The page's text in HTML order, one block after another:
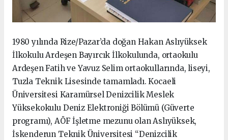
1980 yılında Rize/Pazar’da doğan Hakan Aslıyüksek
İlkokulu Ardeşen Bayırcık İlkokulunda, ortaokulu
Ardeşen Fatih ve Yavuz Selim ortaokullarında, liseyi,
Tuzla Teknik Lisesinde tamamladı. Kocaeli
Üniversitesi Karamürsel Denizcilik Meslek
Yüksekokulu Deniz Elektroniği Bölümü (Güverte
programı), AÖF İşletme mezunu olan Aslıyüksek,
İskenderun Teknik Üniversitesi “Denizcilik